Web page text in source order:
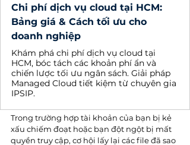
Chi phí dịch vụ cloud tại HCM:
Bảng giá & Cách tối ưu cho
doanh nghiệp
Khám phá chi phí dịch vụ cloud tại
HCM, bóc tách các khoản phí ẩn và
chiến lược tối ưu ngân sách. Giải pháp
Managed Cloud tiết kiệm từ chuyên gia
IPSIP.
Trong trường hợp tài khoản của bạn bị kẻ
xấu chiếm đoạt hoặc bạn đột ngột bị mất
quyền truy cập, cơ hội lấy lại các file đã sao